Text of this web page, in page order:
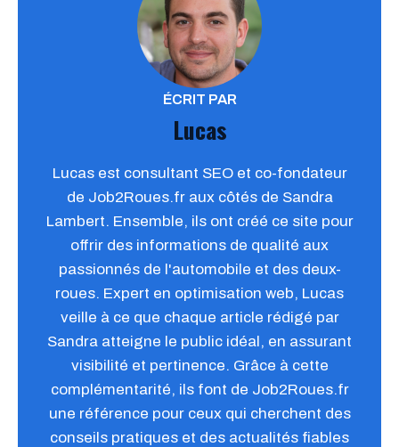
ÉCRIT PAR
Lucas
Lucas est consultant SEO et co-fondateur
de Job2Roues.fr aux côtés de Sandra
Lambert. Ensemble, ils ont créé ce site pour
offrir des informations de qualité aux
passionnés de l'automobile et des deux-
roues. Expert en optimisation web, Lucas
veille à ce que chaque article rédigé par
Sandra atteigne le public idéal, en assurant
visibilité et pertinence. Grâce à cette
complémentarité, ils font de Job2Roues.fr
une référence pour ceux qui cherchent des
conseils pratiques et des actualités fiables